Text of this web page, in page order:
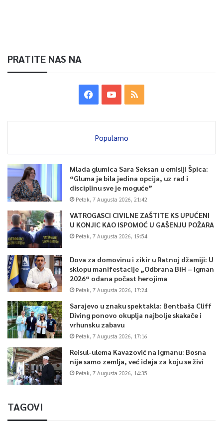
PRATITE NAS NA
Popularno
Mlada glumica Sara Seksan u emisiji Špica:
“Gluma je bila jedina opcija, uz rad i
disciplinu sve je moguće”
Petak, 7 Augusta 2026, 21:42
VATROGASCI CIVILNE ZAŠTITE KS UPUĆENI
U KONJIC KAO ISPOMOĆ U GAŠENJU POŽARA
Petak, 7 Augusta 2026, 19:54
Dova za domovinu i zikir u Ratnoj džamiji: U
sklopu manifestacije „Odbrana BiH – Igman
2026“ odana počast herojima
Petak, 7 Augusta 2026, 17:24
Sarajevo u znaku spektakla: Bentbaša Cliff
Diving ponovo okuplja najbolje skakače i
vrhunsku zabavu
Petak, 7 Augusta 2026, 17:16
Reisul-ulema Kavazović na Igmanu: Bosna
nije samo zemlja, već ideja za koju se živi
Petak, 7 Augusta 2026, 14:35
TAGOVI